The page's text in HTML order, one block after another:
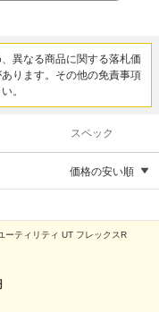
異なる商品に関する落札価
ります。その他の免責事項
。
スペック
価格の安い順
ーティリティ UT フレックスR